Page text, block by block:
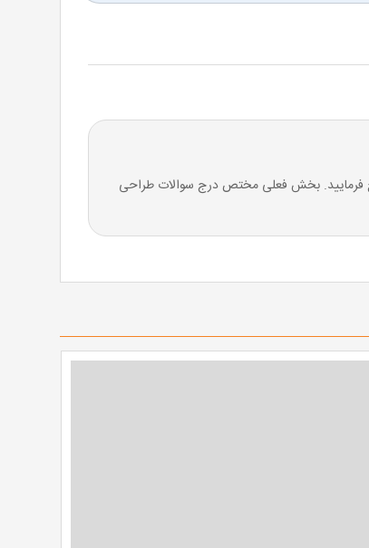
فرمایید. بخش فعلی مختص درج سوالات طراحی